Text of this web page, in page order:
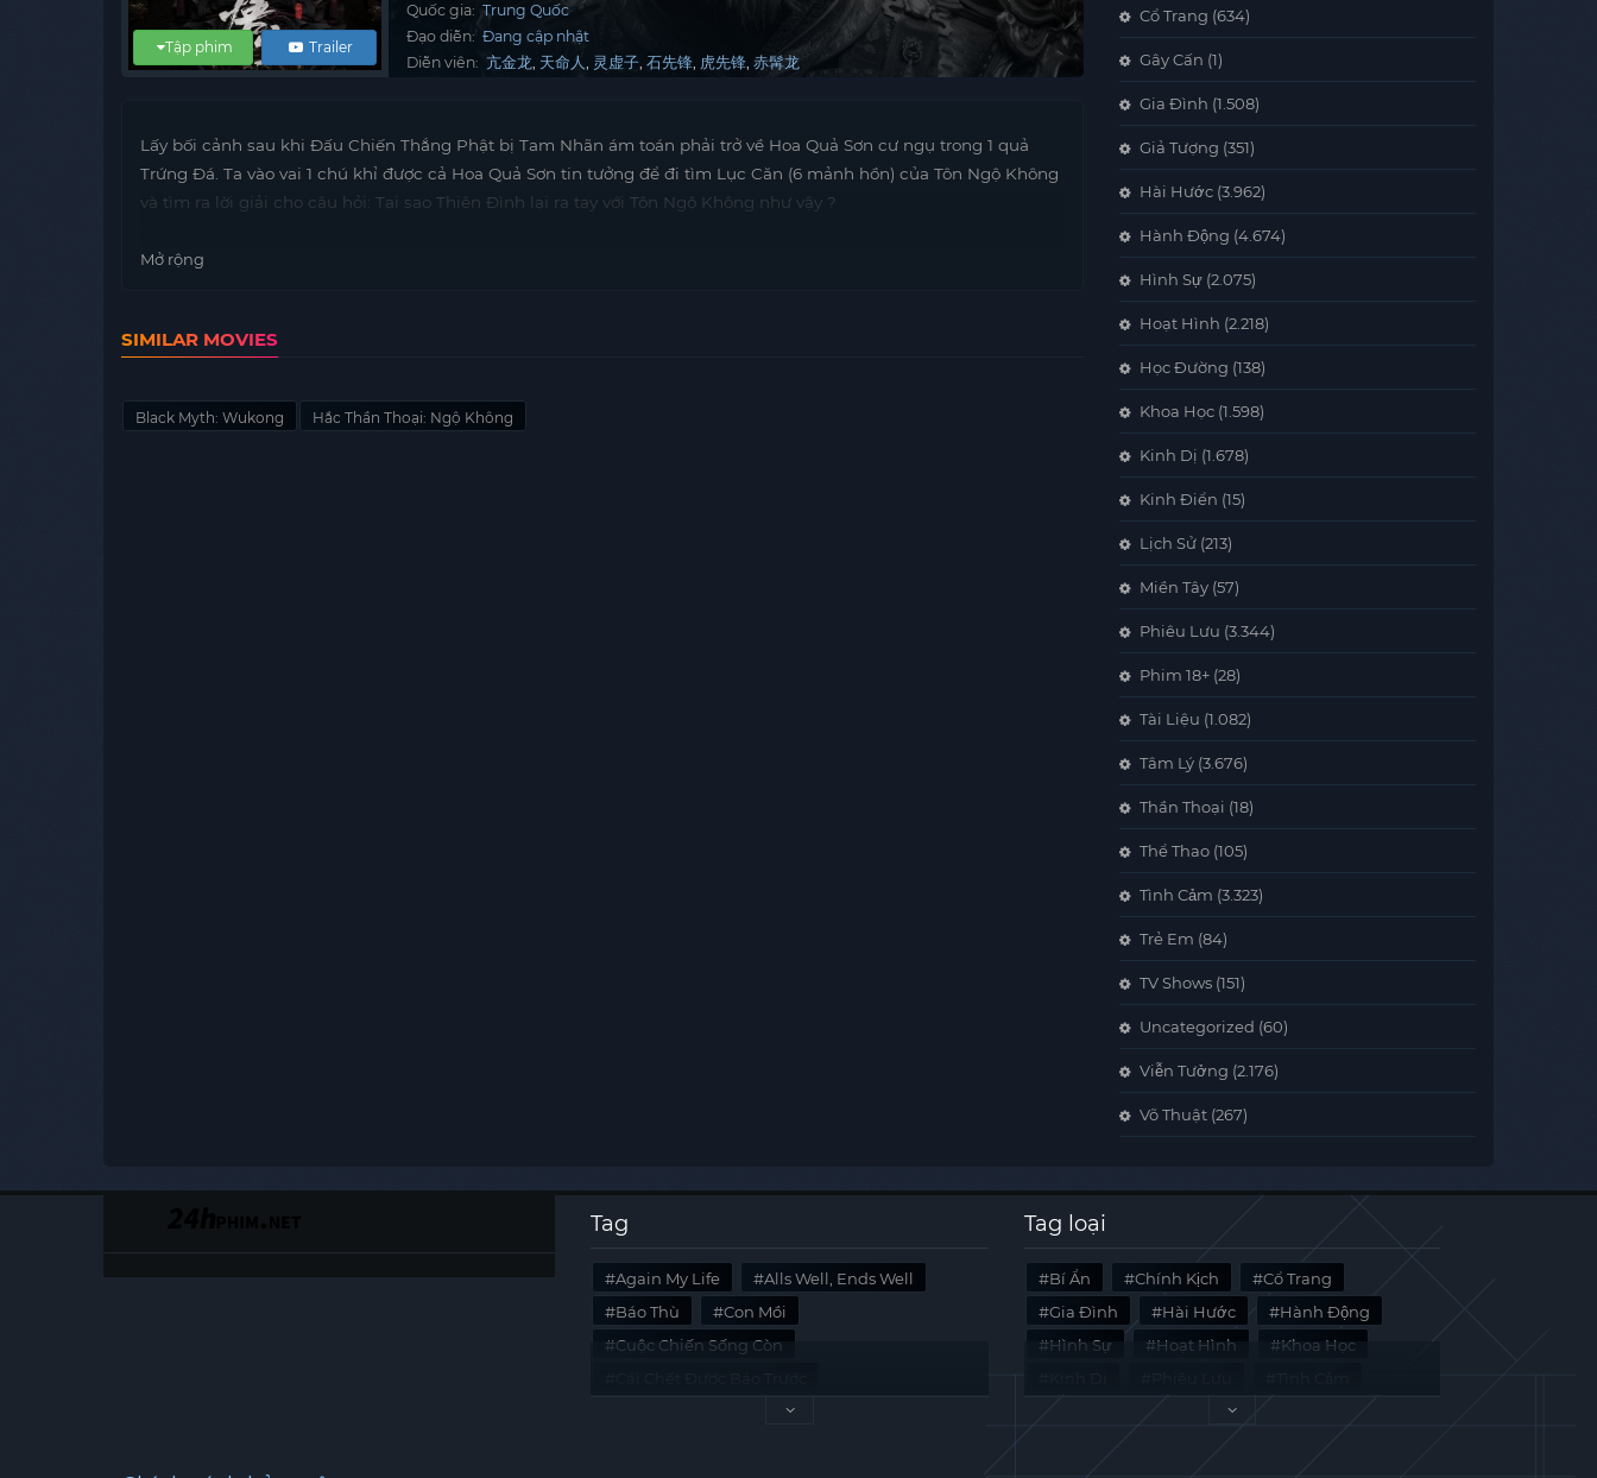
Trailer
Tập phim
Quốc gia: Trung Quốc
Đạo diễn: Đang cập nhật
Diễn viên: 亢金龙 天命人 灵虚子 石先锋 虎先锋 赤髯龙
Lấy bối cảnh sau khi Đấu Chiến Thắng Phật bị Tam Nhãn ám toán phải trở về Hoa Quả Sơn cư ngụ trong 1 quả
Trứng Đá. Ta vào vai 1 chú khỉ được cả Hoa Quả Sơn tin tưởng để đi tìm Lục Căn (6 mảnh hồn) của Tôn Ngộ Không
và tìm ra lời giải cho câu hỏi: Tại sao Thiên Đình lại ra tay với Tôn Ngộ Không như vậy ?
Mở rộng
SIMILAR MOVIES
Black Myth: Wukong Hắc Thần Thoại: Ngộ Không
Cổ Trang (634)
Gây Cấn (1)
Gia Đình (1.508)
Giả Tượng (351)
Hài Hước (3.962)
Hành Động (4.674)
Hình Sự (2.075)
Hoạt Hình (2.218)
Học Đường (138)
Khoa Học (1.598)
Kinh Dị (1.678)
Kinh Điển (15)
Lịch Sử (213)
Miền Tây (57)
Phiêu Lưu (3.344)
Phim 18+ (28)
Tài Liệu (1.082)
Tâm Lý (3.676)
Thần Thoại (18)
Thể Thao (105)
Tình Cảm (3.323)
Trẻ Em (84)
TV Shows (151)
Uncategorized (60)
Viễn Tưởng (2.176)
Võ Thuật (267)
Tag
Again My Life
Alls Well, Ends Well
Báo Thù
Con Mồi
Cuộc Chiến Sống Còn
Last Summer
Tag loại
Bí Ẩn Chính Kịch
Cổ Trang
Gia Đình
Hài Hước
Hành Động
Hình Sự
Hoạt Hình
Khoa Học
Tài Liệu
Tâm Lý Viễn Tưởng